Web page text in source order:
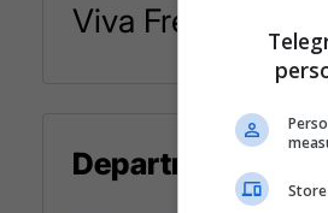
Viva Fresh Store
Department